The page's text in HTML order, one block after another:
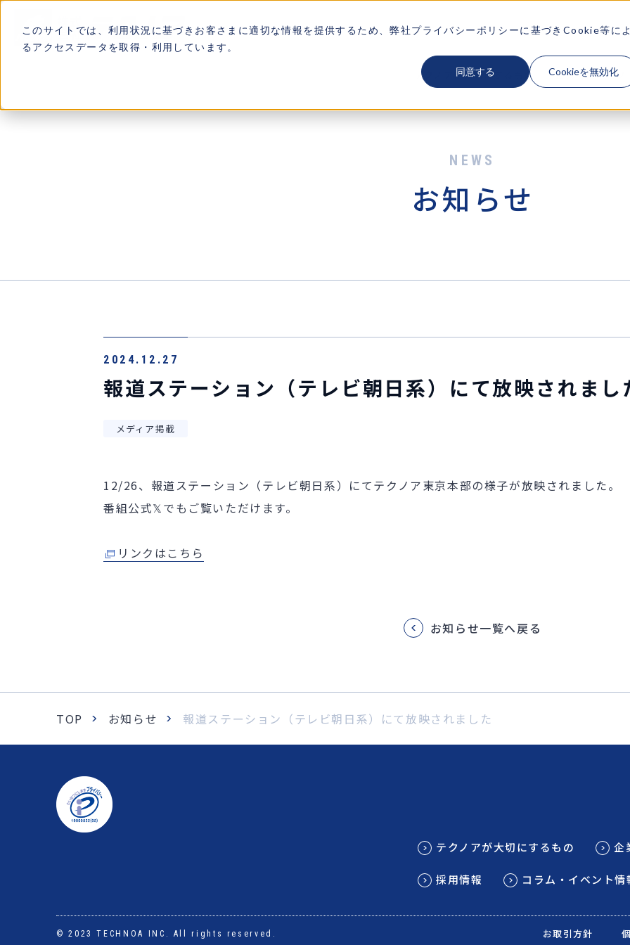
このサイトでは、利用状況に基づきお客さまに適切な情報を提供するため、弊社プライバシーポリシーに基づきCookie等に
るアクセスデータを取得・利用しています。
同意する Cookieを無効化
テクノアが大切にするもの 企業情報 ソ
お知らせ
2024.12.27
報道ステーション（テレビ朝日系）にて放映されまし
メディア掲載
12/26、報道ステーション（テレビ朝日系）にてテクノア東京本部の様子が放映されました。
番組公式𝕏でもご覧いただけます。
リンクはこちら
お知らせ一覧へ戻る
TOP お知らせ 報道ステーション（テレビ朝日系）にて放映されました
テクノアが大切にするもの 企
採用情報 コラム・イベント情
お取引方針
© 2023 TECHNOA INC. All rights reserved.